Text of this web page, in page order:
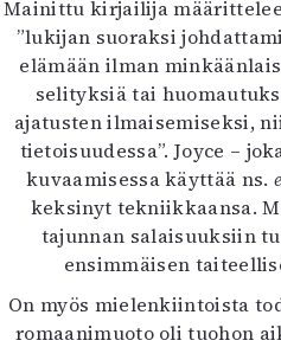
Mainittu kirjailija määrittelee
”lukijan suoraksi
elämään ilman
selityksiä tai
ajatusten ilmaisemiseksi,
tietoisuudessa”. Joyce –
kuvaamisessa käyttää ns.
keksinyt tekniikkaansa.
tajunnan salaisuuksiin
ensimmäisen
On myös mielenkiintoista
romaanimuoto oli tuohon